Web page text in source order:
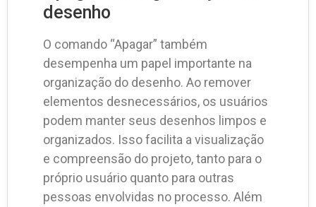
desenho
O comando “Apagar” também
desempenha um papel importante na
organização do desenho. Ao remover
elementos desnecessários, os usuários
podem manter seus desenhos limpos e
organizados. Isso facilita a visualização
e compreensão do projeto, tanto para o
próprio usuário quanto para outras
pessoas envolvidas no processo. Além